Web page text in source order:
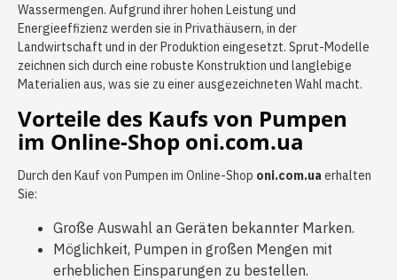
Wassermengen. Aufgrund ihrer hohen Leistung und
Energieeffizienz werden sie in Privathäusern, in der
Landwirtschaft und in der Produktion eingesetzt. Sprut-Modelle
zeichnen sich durch eine robuste Konstruktion und langlebige
Materialien aus, was sie zu einer ausgezeichneten Wahl macht.
Vorteile des Kaufs von Pumpen
im Online-Shop oni.com.ua
Durch den Kauf von Pumpen im Online-Shop oni.com.ua erhalten
Sie:
Große Auswahl an Geräten bekannter Marken.
Möglichkeit, Pumpen in großen Mengen mit
erheblichen Einsparungen zu bestellen.